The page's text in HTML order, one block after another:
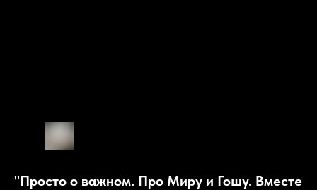
"Просто о важном. Про Миру и Гошу. Вместе